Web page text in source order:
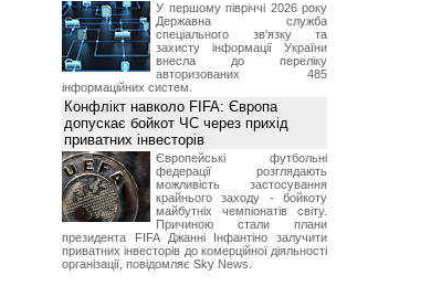
У першому півріччі 2026 року
Державна служба
спеціального зв'язку та
захисту інформації України
внесла до переліку
авторизованих 485
інформаційних систем.
Конфлікт навколо FIFA: Європа
допускає бойкот ЧС через прихід
приватних інвесторів
Європейські футбольні
федерації розглядають
можливість застосування
крайнього заходу - бойкоту
майбутніх чемпіонатів світу.
Причиною стали плани
президента FIFA Джанні Інфантіно залучити
приватних інвесторів до комерційної діяльності
організації, повідомляє Sky News.